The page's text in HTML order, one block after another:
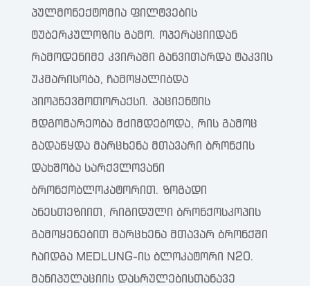
პულმონექტომია ფილტვების
ტუბერკულოზის გამო. ოპერაციიდან
რამოდენიმე კვირაში განვითარდა ტაკვის
უკმარისობა, ჩამოყალიბდა
პიოპნევმოთორაქსი. პაციენტის
მდგომარეობა მძიმდებოდა, რის გამოც
გადაწყდა მარცხენა მთავარი ბრონქის
დახშობა სარქვლოვანი
ბრონქობლოკატორით. ზოგადი
ანესთეზიით, რიგიდული ბრონქოსკოპის
გამოყენებით მარცხენა მთავარ ბრონქში
ჩაიდგა MEDLUNG-ის ბლოკატორი N20.
მანიპულაციის დასრულებისთანავე